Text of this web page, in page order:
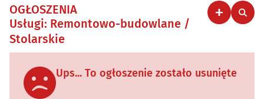
OGŁOSZENIA
Usługi: Remontowo-budowlane /
Stolarskie
Ups... To ogłoszenie zostało usunięte